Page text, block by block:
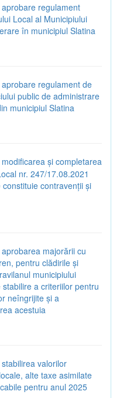
regulament
Local al Municipiului
în municipiul Slatina
regulament de
public de administrare
municipiul Slatina
și completarea
nr. 247/17.08.2021
contravenții și
majorării cu
pentru clădirile și
municipiului
a criteriilor pentru
neîngrijite și a
acestuia
valorilor
alte taxe asimilate
pentru anul 2025